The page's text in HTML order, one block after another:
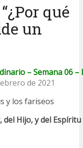
qué
un
– Semana 06 –
de 2021
Hijo, y del Espíritu